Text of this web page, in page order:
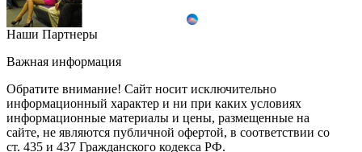
Этот танец невесты
Пересмотрела 10 раз
i
Ролик из Омска: вы
будете смеяться долго
Наши Партнеры
Важная информация
Обратите внимание! Сайт носит исключительно
информационный характер и ни при каких условиях
информационные материалы и цены, размещенные на
сайте, не являются публичной офертой, в соответствии со
ст. 435 и 437 Гражданского кодекса РФ.